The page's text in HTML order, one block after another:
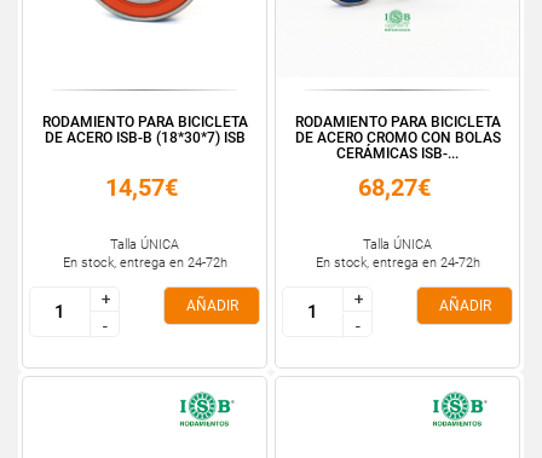
RODAMIENTO PARA BICICLETA
DE ACERO ISB-B (18*30*7) ISB
14,57€
Talla ÚNICA
En stock, entrega en 24-72h
+
-
+
-
AÑADIR
RODAMIENTO PARA BICICLETA
DE ACERO CROMO CON BOLAS
CERÁMICAS ISB-...
68,27€
Talla ÚNICA
En stock, entrega en 24-72h
+
-
+
-
AÑADIR